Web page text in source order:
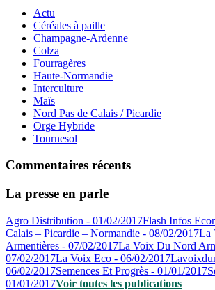
Actu
Céréales à paille
Champagne-Ardenne
Colza
Fourragères
Haute-Normandie
Interculture
Maïs
Nord Pas de Calais / Picardie
Orge Hybride
Tournesol
Commentaires récents
La presse en parle
Agro Distribution - 01/02/2017Flash Infos
Calais – Picardie – Normandie - 08/02/2017La
Armentières - 07/02/2017La Voix Du Nord
07/02/2017La Voix Eco - 06/02/2017
06/02/2017Semences Et Progrès - 01/01/2017
01/01/2017Voir toutes les publications